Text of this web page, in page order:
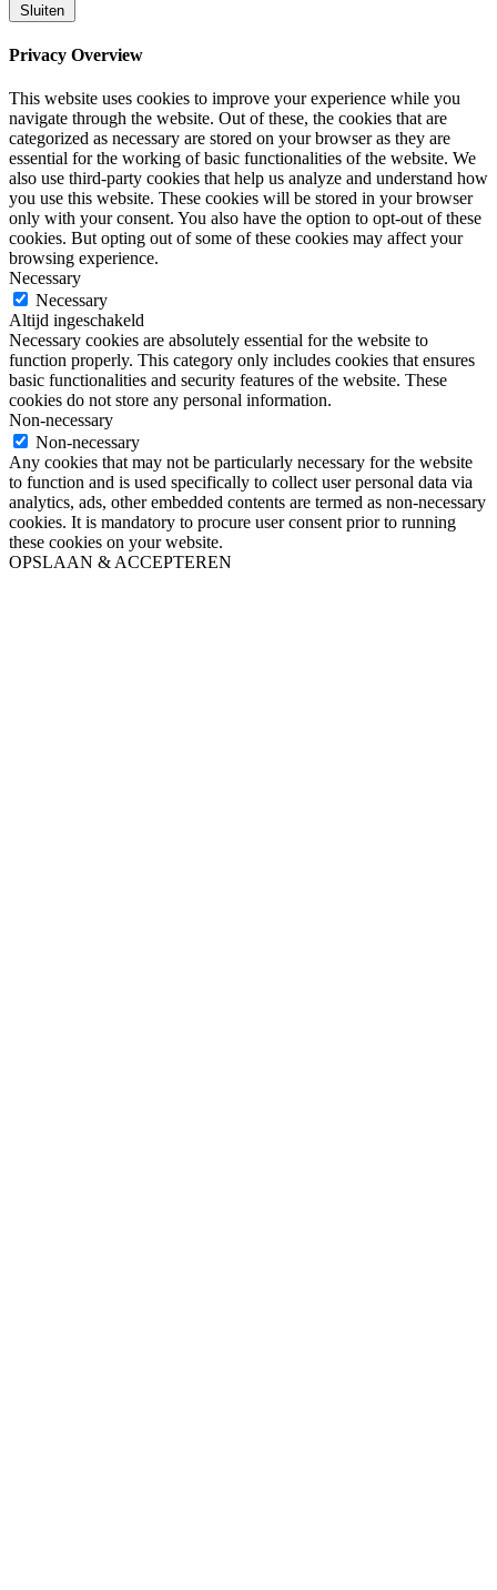
Sluiten
Privacy Overview
This website uses cookies to improve your experience while you
navigate through the website. Out of these, the cookies that are
categorized as necessary are stored on your browser as they are
essential for the working of basic functionalities of the website. We
also use third-party cookies that help us analyze and understand how
you use this website. These cookies will be stored in your browser
only with your consent. You also have the option to opt-out of these
cookies. But opting out of some of these cookies may affect your
browsing experience.
Necessary
Necessary
Altijd ingeschakeld
Necessary cookies are absolutely essential for the website to
function properly. This category only includes cookies that ensures
basic functionalities and security features of the website. These
cookies do not store any personal information.
Non-necessary
Non-necessary
Any cookies that may not be particularly necessary for the website
to function and is used specifically to collect user personal data via
analytics, ads, other embedded contents are termed as non-necessary
cookies. It is mandatory to procure user consent prior to running
these cookies on your website.
OPSLAAN & ACCEPTEREN